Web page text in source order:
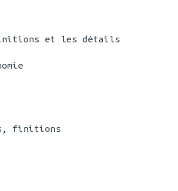
et les détails
finitions